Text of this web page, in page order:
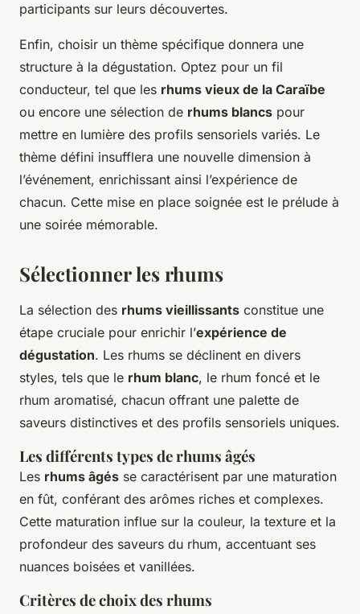
participants sur leurs découvertes.
Enfin, choisir un thème spécifique donnera une
structure à la dégustation. Optez pour un fil
conducteur, tel que les rhums vieux de la Caraïbe
ou encore une sélection de rhums blancs pour
mettre en lumière des profils sensoriels variés. Le
thème défini insufflera une nouvelle dimension à
l’événement, enrichissant ainsi l’expérience de
chacun. Cette mise en place soignée est le prélude à
une soirée mémorable.
Sélectionner les rhums
La sélection des rhums vieillissants constitue une
étape cruciale pour enrichir l’expérience de
dégustation. Les rhums se déclinent en divers
styles, tels que le rhum blanc, le rhum foncé et le
rhum aromatisé, chacun offrant une palette de
saveurs distinctives et des profils sensoriels uniques.
Les différents types de rhums âgés
Les rhums âgés se caractérisent par une maturation
en fût, conférant des arômes riches et complexes.
Cette maturation influe sur la couleur, la texture et la
profondeur des saveurs du rhum, accentuant ses
nuances boisées et vanillées.
Critères de choix des rhums